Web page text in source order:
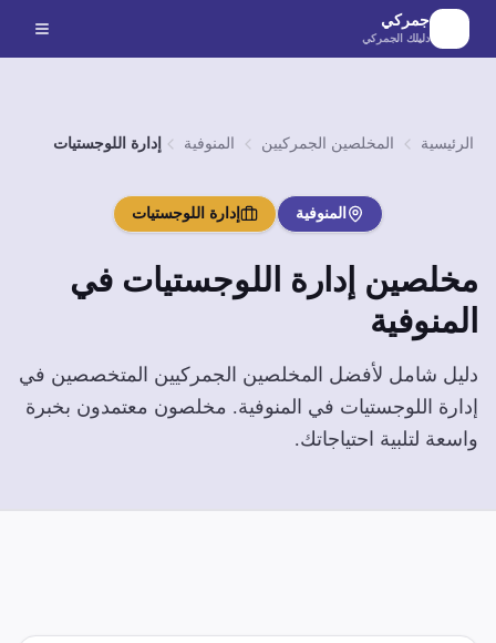
الانتقال إلى المحتوى الرئيسي
جمركي
دليلك الجمركي
الرئيسية المخلصين الجمركيين المنوفية إدارة اللوجستيات
المنوفية إدارة اللوجستيات
مخلصين إدارة اللوجستيات في
المنوفية
دليل شامل لأفضل المخلصين الجمركيين المتخصصين في
إدارة اللوجستيات في المنوفية. مخلصون معتمدون بخبرة
واسعة لتلبية احتياجاتك.